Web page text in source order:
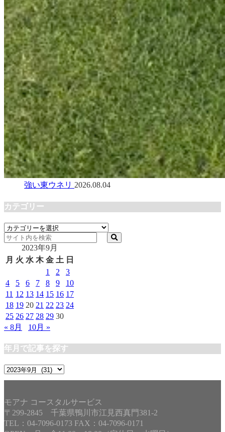
強い東ウネリ 2026.08.04
カテゴリー
カ
テ
リ
2023年9月
月 火 水 木 金 土 日
1
2
3
4
5 6 7 8 9
10
11 12 13 14 15 16 17
18 19 20 21 22 23 24
25 26 27 28 29 30
« 8月
10月 »
年月で記事を探す
年
月
記
事
を
モアナ コースタルサービス
〒299-2845 千葉県鴨川市江見西真門381-2
TEL：04-7096-0173 FAX：04-7096-0171